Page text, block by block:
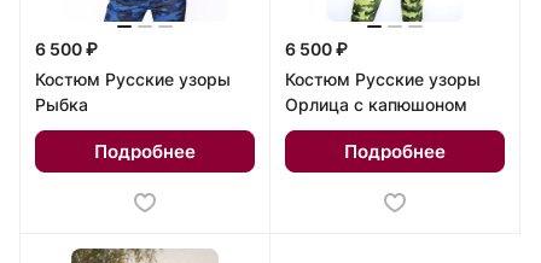
6 500 ₽
Костюм Русские узоры
Рыбка
Подробнее
6 500 ₽
Костюм Русские узоры
Орлица с капюшоном
Подробнее